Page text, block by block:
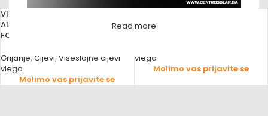
Read more
VIEGA CIJEV VIŠESLOJNA 16X2
AL-PE-XC SMARTPRESS PRO
FOSTA
Grijanje, Cijevi, Višeslojne cijevi
viega
Molimo vas prijavite se
SMARTPRESS
viega
Molimo vas prijavite se